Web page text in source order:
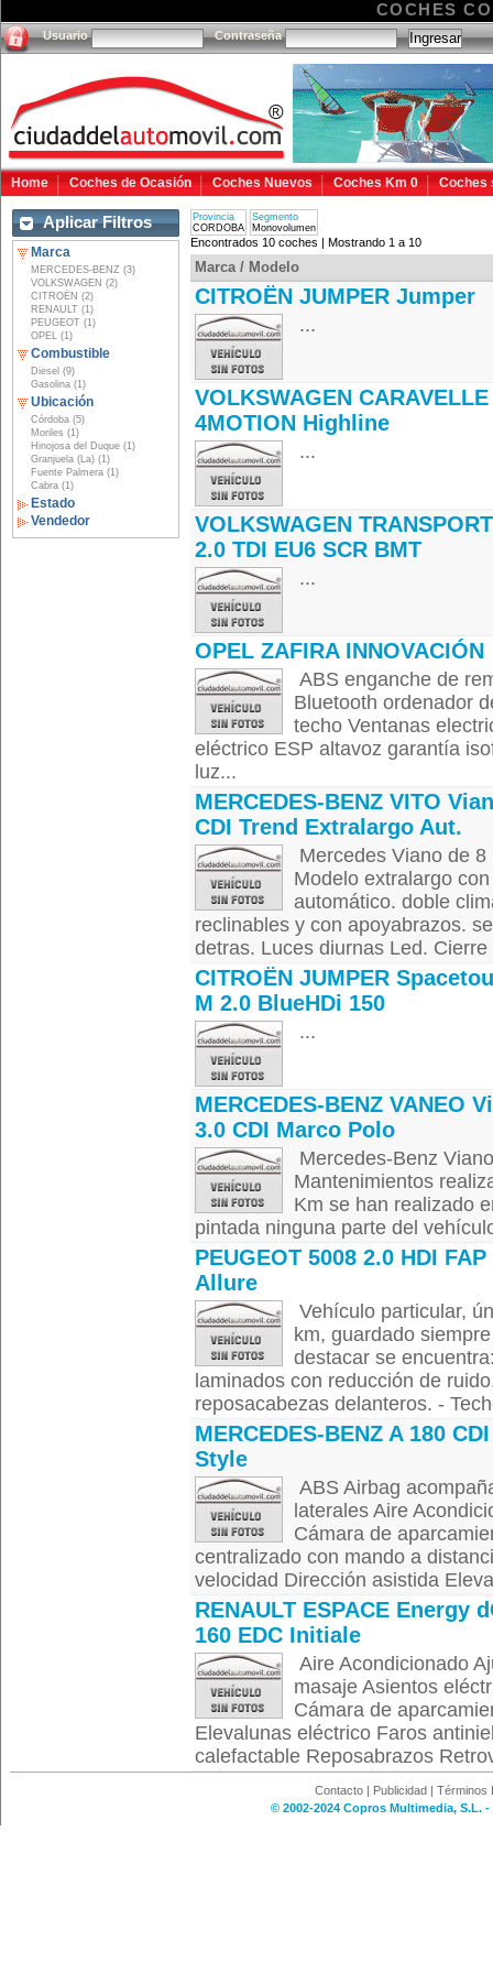
COCHES
Usuario Contraseña
Home Coches de Ocasión Coches Nuevos Coches Km 0 Coches
Aplicar Filtros
Marca
MERCEDES-BENZ (3)
VOLKSWAGEN (2)
CITROËN (2)
RENAULT (1)
PEUGEOT (1)
OPEL (1)
Combustible
Diesel (9)
Gasolina (1)
Ubicación
Córdoba (5)
Moriles (1)
Hinojosa del Duque (1)
Granjuela (La) (1)
Fuente Palmera (1)
Cabra (1)
Estado
Vendedor
Provincia
CORDOBA
Segmento
Monovolumen
Encontrados 10 coches | Mostrando 1 a 10
Marca / Modelo
CITROËN JUMPER Jumper
...
VOLKSWAGEN CARAVELLE
4MOTION Highline
...
VOLKSWAGEN
2.0 TDI EU6 SCR BMT
...
OPEL ZAFIRA INNOVACIÓN
ABS enganche de
Bluetooth ordenador
techo Ventanas
eléctrico ESP altavoz garantía
luz...
MERCEDES-BENZ VITO
CDI Trend Extralargo Aut.
Mercedes Viano de
Modelo extralargo
automático. doble
reclinables y con apoyabrazos.
detras. Luces diurnas Led.
CITROËN JUMPER
M 2.0 BlueHDi 150
...
MERCEDES-BENZ VANEO
3.0 CDI Marco Polo
Mercedes-Benz
Mantenimientos
Km se han realizado
pintada ninguna parte del
PEUGEOT 5008 2.0 HDI FAP
Allure
Vehículo particular,
km, guardado
destacar se
laminados con reducción de
reposacabezas delanteros. -
MERCEDES-BENZ A 180 CDI
Style
ABS Airbag
laterales Aire
Cámara de
centralizado con mando a
velocidad Dirección asistida
RENAULT ESPACE Energy
160 EDC Initiale
Aire Acondicionado
masaje Asientos
Cámara de
Elevalunas eléctrico Faros
calefactable Reposabrazos
Contacto | Publicidad | Términos
© 2002-2024 Copros Multimedia, S.L.